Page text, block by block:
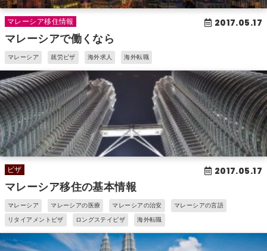
マレーシア移住情報 2017.05.17
マレーシアで働くなら
マレーシア 就労ビザ 海外求人 海外転職
ビザ 2017.05.17
マレーシア移住の基本情報
マレーシア マレーシアの医療 マレーシアの治安
マレーシアの言語
リタイアメントビザ
ロングステイビザ 海外転職